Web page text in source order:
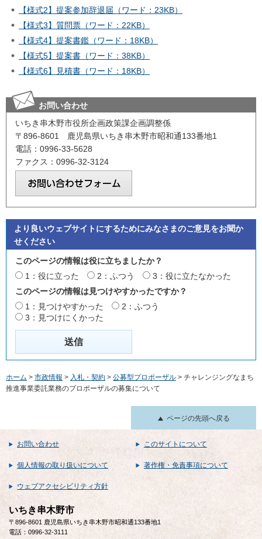
【様式2】提案参加辞退届（ワード：23KB）
【様式3】質問票（ワード：22KB）
【様式4】提案書鑑（ワード：18KB）
【様式5】提案書（ワード：38KB）
【様式6】見積書（ワード：18KB）
お問い合わせ
いちき串木野市役所企画政策課企画調整係
〒896-8601 鹿児島県いちき串木野市昭和通133番地1
電話：0996-33-5628
ファクス：0996-32-3124
より良いウェブサイトにするためにみなさまのご意見をお聞か
せください
このページの情報は役に立ちましたか？
1：役に立った
2：ふつう
3：役に立たなかった
このページの情報は見つけやすかったですか？
1：見つけやすかった
2：ふつう
3：見つけにくかった
ホーム > 市政情報 > 入札・契約 > 公募型プロポーザル > チャレンジングなまち
推進事業委託業務のプロポーザルの募集について
ページの先頭へ戻る
お問い合わせ このサイトについて
個人情報の取り扱いについて 著作権・免責事項について
ウェブアクセシビリティ方針
いちき串木野市
〒896-8601 鹿児島県いちき串木野市昭和通133番地1
電話：0996-32-3111